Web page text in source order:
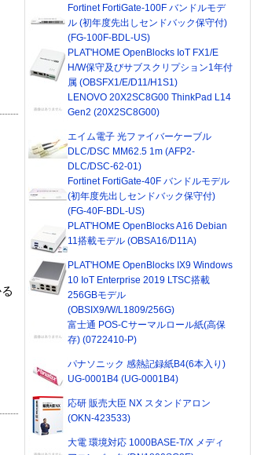
Fortinet FortiGate-100F バンドルモデ
ル (初年度先出しセンドバック保守付)
(FG-100F-BDL-US)
PLAT'HOME OpenBlocks IoT FX1/E
H/W保守及びサブスクリプション1年付
属 (OBSFX1/E/D11/H1S1)
LENOVO 20X2SC8G00 ThinkPad L14
Gen2 (20X2SC8G00)
エイム電子 光ファイバーケーブル
DLC/DSC MM62.5 1m (AFP2-
DLC/DSC-62-01)
Fortinet FortiGate-40F バンドルモデル
(初年度先出しセンドバック保守付)
(FG-40F-BDL-US)
PLAT'HOME OpenBlocks A16 Debian
11搭載モデル (OBSA16/D11A)
PLAT'HOME OpenBlocks IX9 Windows
10 IoT Enterprise 2019 LTSC搭載
256GBモデル
(OBSIX9/W/L1809/256G)
富士通 POS-Cサーマルロール紙(高保
存) (0722410-P)
パナソニック 感熱記録紙B4(6本入り)
UG-0001B4 (UG-0001B4)
応研 販売大臣 NX スタンドアロン
(OKN-423533)
大電 環境対応 1000BASE-T/X メディ